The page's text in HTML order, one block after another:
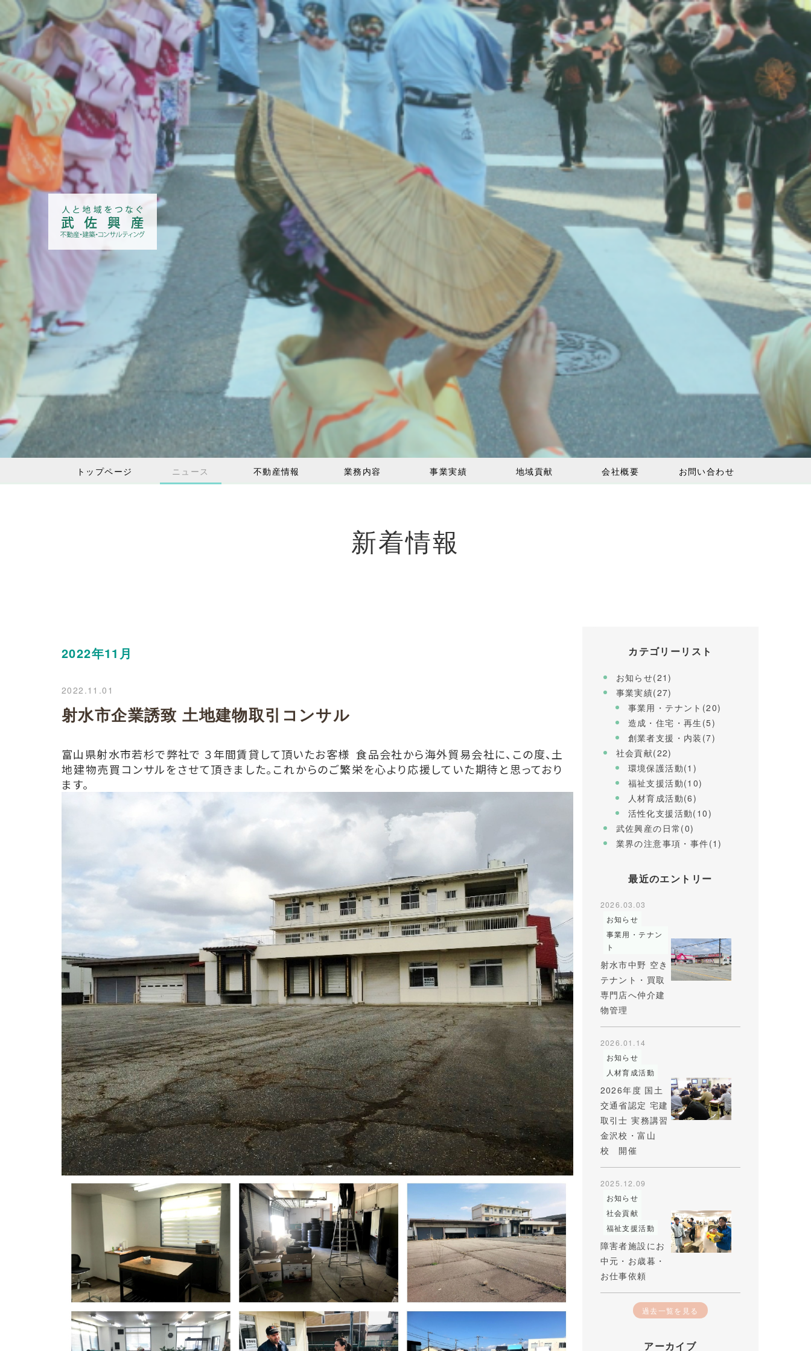
トップページ ニュース 不動産情報 業務内容 事業実績 地域貢献 会社概要 お問い合わせ
新着情報
2022年11月
2022.11.01
射水市企業誘致 土地建物取引コンサル
富山県射水市若杉で弊社で ３年間賃貸して頂いたお客様食品会社から海外貿易会社に、この度、土
地建物売買コンサルをさせて頂きました。これからのご繁栄を心より応援していた期待と思っており
ます。
カテゴリーリスト
お知らせ(21)
事業実績(27)
事業用・テナント(20)
造成・住宅・再生(5)
創業者支援・内装(7)
社会貢献(22)
環境保護活動(1)
福祉支援活動(10)
人材育成活動(6)
活性化支援活動(10)
武佐興産の日常(0)
業界の注意事項・事件(1)
最近のエントリー
2026.03.03
お知らせ
事業用・テナン
ト
射水市中野 空き
テナント・買取
専門店へ仲介建
物管理
2026.01.14
お知らせ
人材育成活動
2026年度 国土
交通省認定 宅建
取引士 実務講習
金沢校・富山
校 開催
2025.12.09
お知らせ
社会貢献
福祉支援活動
障害者施設にお
中元・お歳暮・
お仕事依頼
過去一覧を見る
アーカイブ